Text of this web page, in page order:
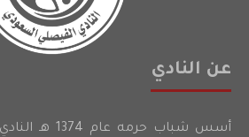
عن النادي
أسس شباب